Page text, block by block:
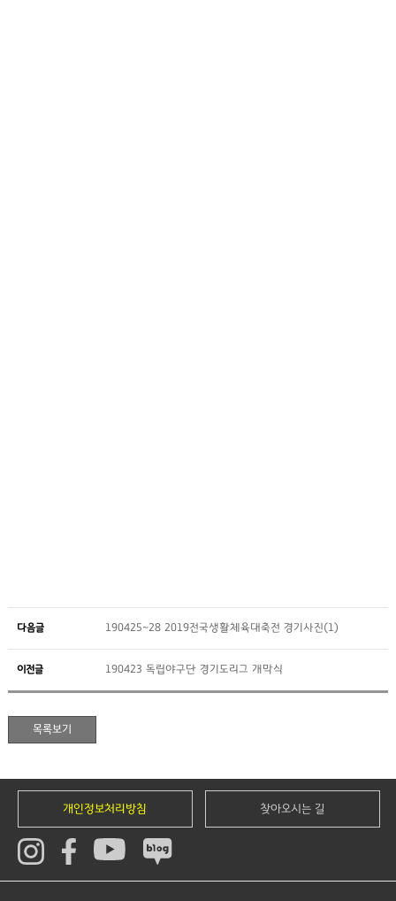
다음글 190425~28 2019전국생활체육대축전 경기사진(1)
이전글 190423 독립야구단 경기도리그 개막식
개인정보처리방침 찾아오시는 길